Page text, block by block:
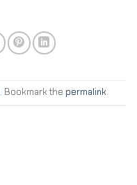
. Bookmark the permalink.